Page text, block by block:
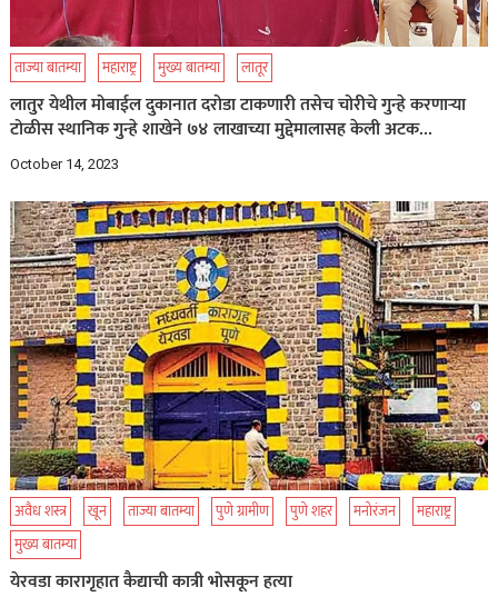
ताज्या बातम्या महाराष्ट्र मुख्य बातम्या लातूर
लातुर येथील मोबाईल दुकानात दरोडा टाकणारी तसेच चोरीचे गुन्हे करणाऱ्या
टोळीस स्थानिक गुन्हे शाखेने ७४ लाखाच्या मुद्देमालासह केली अटक…
October 14, 2023
अवैध शस्त्र खून ताज्या बातम्या पुणे ग्रामीण पुणे शहर मनोरंजन
महाराष्ट्र
मुख्य बातम्या
येरवडा कारागृहात कैद्याची कात्री भोसकून हत्या